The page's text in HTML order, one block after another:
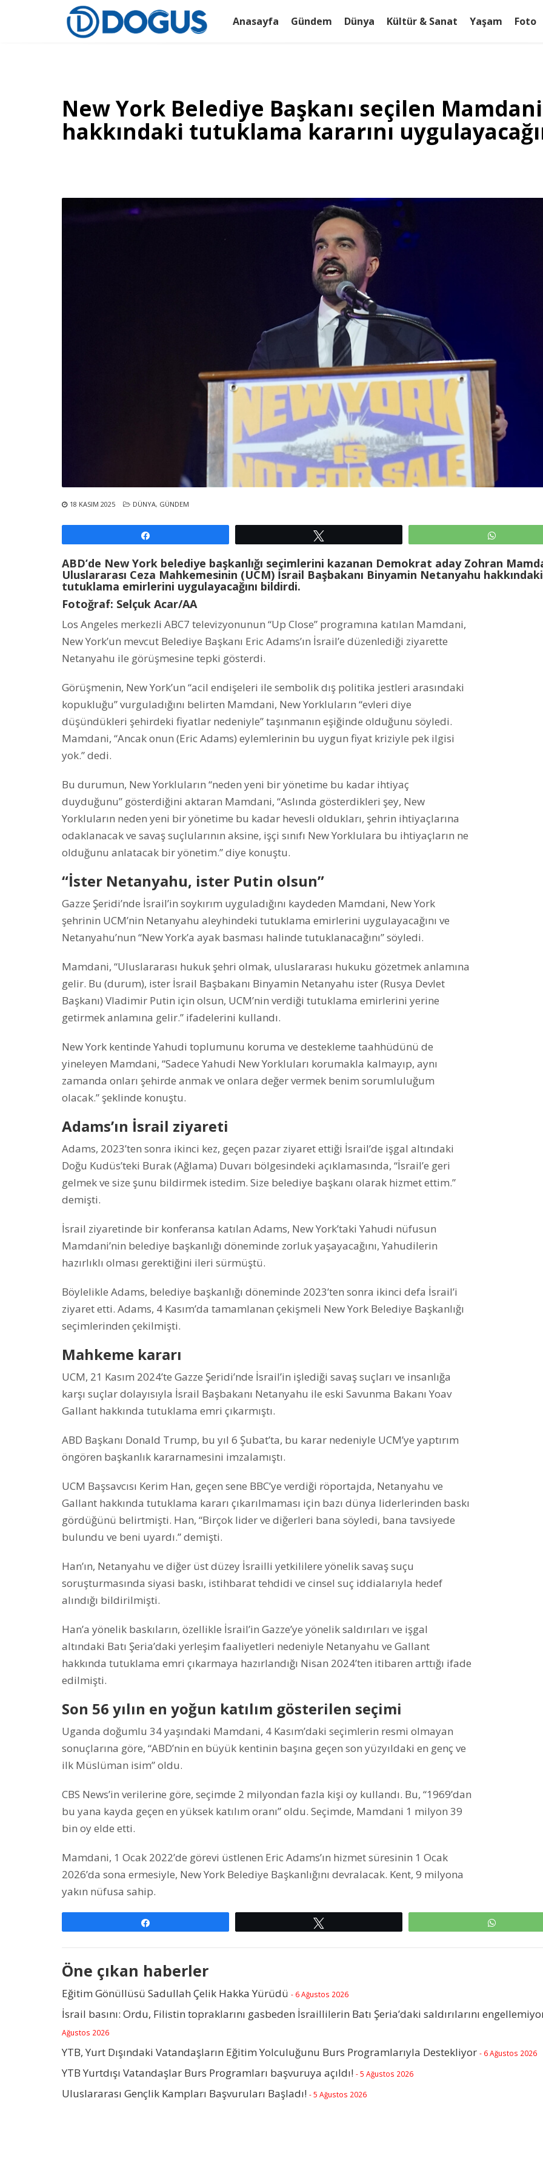
Anasayfa Gündem Dünya Kültür & Sanat Yaşam Foto
New York Belediye Başkanı seçilen
hakkındaki tutuklama kararını
18 KASIM 2025 DÜNYA, GÜNDEM
ABD’de New York belediye başkanlığı seçimlerini kazanan Demokrat aday Zohran
Uluslararası Ceza Mahkemesinin (UCM) İsrail Başbakanı Binyamin Netanyahu hakkındaki
tutuklama emirlerini uygulayacağını bildirdi.
Fotoğraf: Selçuk Acar/AA
Los Angeles merkezli ABC7 televizyonunun “Up Close” programına katılan Mamdani,
New York’un mevcut Belediye Başkanı Eric Adams’ın İsrail’e düzenlediği ziyarette
Netanyahu ile görüşmesine tepki gösterdi.
Görüşmenin, New York’un “acil endişeleri ile sembolik dış politika jestleri arasındaki
kopukluğu” vurguladığını belirten Mamdani, New Yorkluların “evleri diye
düşündükleri şehirdeki fiyatlar nedeniyle” taşınmanın eşiğinde olduğunu söyledi.
Mamdani, “Ancak onun (Eric Adams) eylemlerinin bu uygun fiyat kriziyle pek ilgisi
yok.” dedi.
Bu durumun, New Yorkluların “neden yeni bir yönetime bu kadar ihtiyaç
duyduğunu” gösterdiğini aktaran Mamdani, “Aslında gösterdikleri şey, New
Yorkluların neden yeni bir yönetime bu kadar hevesli oldukları, şehrin ihtiyaçlarına
odaklanacak ve savaş suçlularının aksine, işçi sınıfı New Yorklulara bu ihtiyaçların ne
olduğunu anlatacak bir yönetim.” diye konuştu.
“İster Netanyahu, ister Putin olsun”
Gazze Şeridi’nde İsrail’in soykırım uyguladığını kaydeden Mamdani, New York
şehrinin UCM’nin Netanyahu aleyhindeki tutuklama emirlerini uygulayacağını ve
Netanyahu’nun “New York’a ayak basması halinde tutuklanacağını” söyledi.
Mamdani, “Uluslararası hukuk şehri olmak, uluslararası hukuku gözetmek anlamına
gelir. Bu (durum), ister İsrail Başbakanı Binyamin Netanyahu ister (Rusya Devlet
Başkanı) Vladimir Putin için olsun, UCM’nin verdiği tutuklama emirlerini yerine
getirmek anlamına gelir.” ifadelerini kullandı.
New York kentinde Yahudi toplumunu koruma ve destekleme taahhüdünü de
yineleyen Mamdani, “Sadece Yahudi New Yorkluları korumakla kalmayıp, aynı
zamanda onları şehirde anmak ve onlara değer vermek benim sorumluluğum
olacak.” şeklinde konuştu.
Adams’ın İsrail ziyareti
Adams, 2023’ten sonra ikinci kez, geçen pazar ziyaret ettiği İsrail’de işgal altındaki
Doğu Kudüs’teki Burak (Ağlama) Duvarı bölgesindeki açıklamasında, “İsrail’e geri
gelmek ve size şunu bildirmek istedim. Size belediye başkanı olarak hizmet ettim.”
demişti.
İsrail ziyaretinde bir konferansa katılan Adams, New York’taki Yahudi nüfusun
Mamdani’nin belediye başkanlığı döneminde zorluk yaşayacağını, Yahudilerin
hazırlıklı olması gerektiğini ileri sürmüştü.
Böylelikle Adams, belediye başkanlığı döneminde 2023’ten sonra ikinci defa İsrail’i
ziyaret etti. Adams, 4 Kasım’da tamamlanan çekişmeli New York Belediye Başkanlığı
seçimlerinden çekilmişti.
Mahkeme kararı
UCM, 21 Kasım 2024’te Gazze Şeridi’nde İsrail’in işlediği savaş suçları ve insanlığa
karşı suçlar dolayısıyla İsrail Başbakanı Netanyahu ile eski Savunma Bakanı Yoav
Gallant hakkında tutuklama emri çıkarmıştı.
ABD Başkanı Donald Trump, bu yıl 6 Şubat’ta, bu karar nedeniyle UCM’ye yaptırım
öngören başkanlık kararnamesini imzalamıştı.
UCM Başsavcısı Kerim Han, geçen sene BBC’ye verdiği röportajda, Netanyahu ve
Gallant hakkında tutuklama kararı çıkarılmaması için bazı dünya liderlerinden baskı
gördüğünü belirtmişti. Han, “Birçok lider ve diğerleri bana söyledi, bana tavsiyede
bulundu ve beni uyardı.” demişti.
Han’ın, Netanyahu ve diğer üst düzey İsrailli yetkililere yönelik savaş suçu
soruşturmasında siyasi baskı, istihbarat tehdidi ve cinsel suç iddialarıyla hedef
alındığı bildirilmişti.
Han’a yönelik baskıların, özellikle İsrail’in Gazze’ye yönelik saldırıları ve işgal
altındaki Batı Şeria’daki yerleşim faaliyetleri nedeniyle Netanyahu ve Gallant
hakkında tutuklama emri çıkarmaya hazırlandığı Nisan 2024’ten itibaren arttığı ifade
edilmişti.
Son 56 yılın en yoğun katılım gösterilen seçimi
Uganda doğumlu 34 yaşındaki Mamdani, 4 Kasım’daki seçimlerin resmi olmayan
sonuçlarına göre, “ABD’nin en büyük kentinin başına geçen son yüzyıldaki en genç ve
ilk Müslüman isim” oldu.
CBS News’in verilerine göre, seçimde 2 milyondan fazla kişi oy kullandı. Bu, “1969’dan
bu yana kayda geçen en yüksek katılım oranı” oldu. Seçimde, Mamdani 1 milyon 39
bin oy elde etti.
Mamdani, 1 Ocak 2022’de görevi üstlenen Eric Adams’ın hizmet süresinin 1 Ocak
2026’da sona ermesiyle, New York Belediye Başkanlığını devralacak. Kent, 9 milyona
yakın nüfusa sahip.
Öne çıkan haberler
Eğitim Gönüllüsü Sadullah Çelik Hakka Yürüdü - 6 Ağustos 2026
İsrail basını: Ordu, Filistin topraklarını gasbeden İsraillilerin Batı Şeria’daki saldırılarını
Ağustos 2026
YTB, Yurt Dışındaki Vatandaşların Eğitim Yolculuğunu Burs Programlarıyla Destekliyor - 6 Ağustos 2026
YTB Yurtdışı Vatandaşlar Burs Programları başvuruya açıldı! - 5 Ağustos 2026
Uluslararası Gençlik Kampları Başvuruları Başladı! - 5 Ağustos 2026